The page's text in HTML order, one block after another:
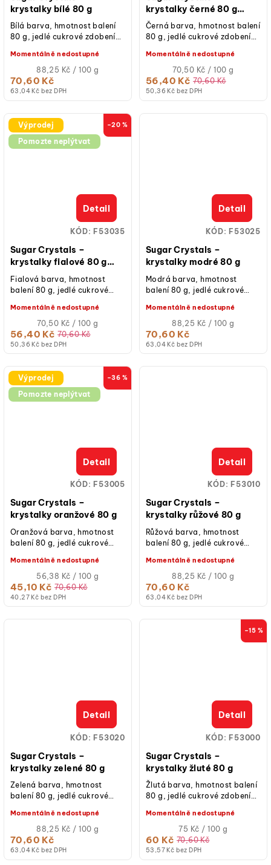
krystalky bílé 80 g
63,04 Kč bez DPH
70,60 Kč
Měrná
cena:
88,25 Kč / 100 g
Momentálně nedostupné
Bílá barva, hmotnost balení
80 g, jedlé cukrové zdobení
dorty, cupcaky, sušenky,
krystalky černé 80 g
(expirace)
50,36 Kč bez DPH
56,40 Kč 70,60 Kč
Měrná
cena:
70,50 Kč / 100 g
Momentálně nedostupné
Černá barva, hmotnost balení
80 g, jedlé cukrové zdobení
dorty, cupcaky, sušenky,
Výprodej
Pomozte neplýtvat
–20 %
Sugar Crystals –
krystalky fialové 80 g
(expirace)
50,36 Kč bez DPH
56,40 Kč 70,60 Kč
Měrná
cena:
70,50 Kč / 100 g
Momentálně nedostupné
Detail
Fialová barva, hmotnost
balení 80 g, jedlé cukrové
vhodné na dorty, cupcaky,
sušenky,...
KÓD: F53035
Sugar Crystals –
krystalky modré 80 g
63,04 Kč bez DPH
70,60 Kč
Měrná
cena:
88,25 Kč / 100 g
Momentálně nedostupné
Detail
Modrá barva, hmotnost
balení 80 g, jedlé cukrové
vhodné na dorty, cupcaky,
sušenky, cake...
KÓD: F53025
Výprodej
Pomozte neplýtvat
–36 %
Sugar Crystals –
krystalky oranžové 80 g
40,27 Kč bez DPH
45,10 Kč 70,60 Kč
Měrná
cena:
56,38 Kč / 100 g
Momentálně nedostupné
Detail
Oranžová barva, hmotnost
balení 80 g, jedlé cukrové
vhodné na dorty, cupcaky,
sušenky,...
KÓD: F53005
Sugar Crystals –
krystalky růžové 80 g
63,04 Kč bez DPH
70,60 Kč
Měrná
cena:
88,25 Kč / 100 g
Momentálně nedostupné
Detail
Růžová barva, hmotnost
balení 80 g, jedlé cukrové
vhodné na dorty, cupcaky,
sušenky, cake...
KÓD: F53010
Sugar Crystals –
krystalky zelené 80 g
63,04 Kč bez DPH
70,60 Kč
Měrná
cena:
88,25 Kč / 100 g
Momentálně nedostupné
Detail
Zelená barva, hmotnost
balení 80 g, jedlé cukrové
vhodné na dorty, cupcaky,
sušenky, cake...
KÓD:F53020
–15 %
Sugar Crystals –
krystalky žluté 80 g
53,57 Kč bez DPH
60 Kč 70,60 Kč
Měrná
cena:
75 Kč / 100 g
Momentálně nedostupné
Detail
Žlutá barva, hmotnost balení
80 g, jedlé cukrové zdobení
dorty, cupcaky, sušenky,
KÓD:F53000